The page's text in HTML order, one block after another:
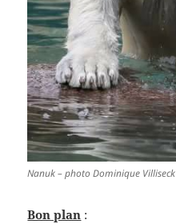
Nanuk – photo Dominique Villiseck
Bon plan :